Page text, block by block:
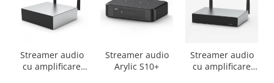
Streamer audio
cu amplificare
Streamer audio
Arylic S10+
Streamer audio
cu amplificare